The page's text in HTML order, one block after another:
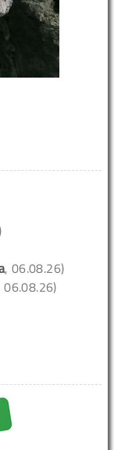
, 06.08.26)
06.08.26)